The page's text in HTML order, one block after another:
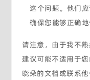
这个问题。他们
确保您能够正确地
请注意，由于我不
建议可能不适用于
晓朵的文档或联系